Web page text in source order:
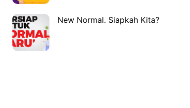
New Normal. Siapkah Kita?